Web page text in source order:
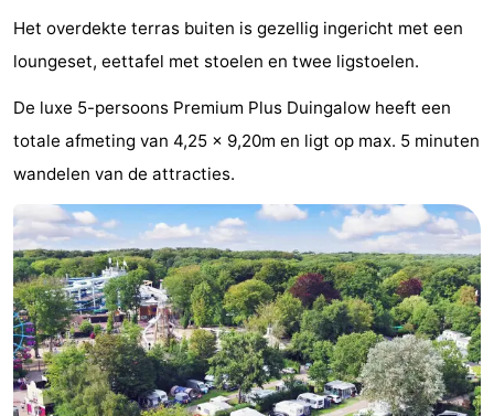
-
Zwembaden
-
Wandelen
-
Paardrijden
-
Golfbanen
-
Surfen
Eten
en
Evenementen
Het overdekte terras buiten is gezellig ingericht met een
loungeset, eettafel met stoelen en twee ligstoelen.
De luxe 5-persoons Premium Plus Duingalow heeft een
totale afmeting van 4,25 x 9,20m en ligt op max. 5 minuten
wandelen van de attracties.